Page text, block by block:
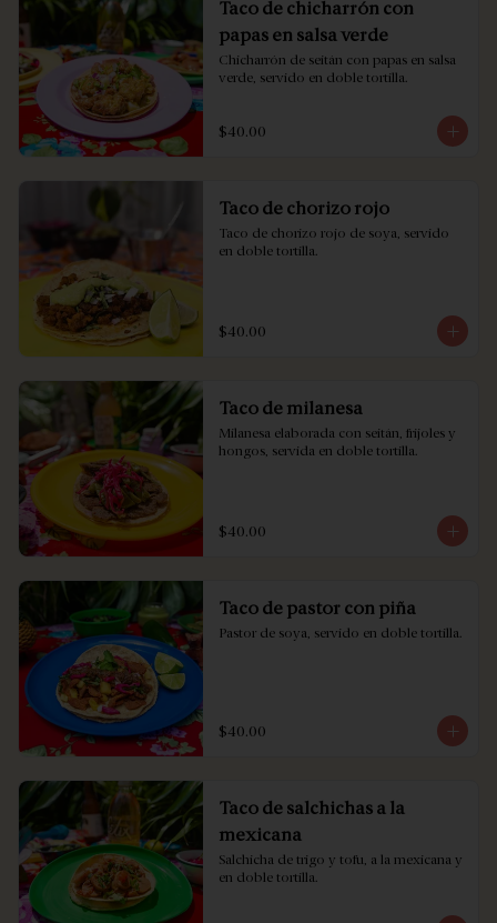
Taco de chicharrón con
papas en salsa verde
Chicharrón de seitán con papas en salsa
verde, servido en doble tortilla.
$40.00
Taco de chorizo rojo
Taco de chorizo rojo de soya, servido
en doble tortilla.
$40.00
Taco de milanesa
Milanesa elaborada con seitán, frijoles y
hongos, servida en doble tortilla.
$40.00
Taco de pastor con piña
Pastor de soya, servido en doble tortilla.
$40.00
Taco de salchichas a la
mexicana
Salchicha de trigo y tofu, a la mexicana y
en doble tortilla.